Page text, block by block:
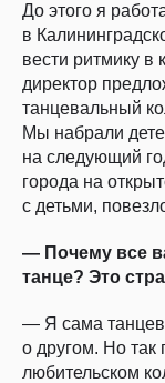
До этого я
в
вести ритмику в
директор
танцевальный
Мы набрали
на следующий
города на
с детьми,
— Почему все
танце? Это
— Я сама
о другом. Но так
любительском